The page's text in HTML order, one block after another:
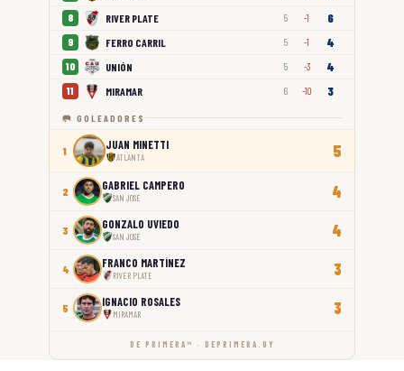
8 RIVER PLATE 5 -1 6
9 FERRO CARRIL 5 -1 4
10 UNIÓN 5 -3 4
11 MIRAMAR 6 -10 3
🥅 GOLEADORES
1 JUAN MINETTI
ATLANTA 5
2 GABRIEL CAMPERO
SAN JOSÉ 4
3 GONZALO UVIEDO
SAN JOSÉ 4
4 FRANCO MARTÍNEZ
RIVER PLATE 3
5 IGNACIO ROSALES
MIRAMAR 3
DE PRIMERA™ · DEPRIMERA.UY